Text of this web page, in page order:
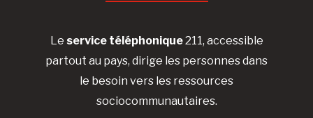
Le service téléphonique211, accessible
partout au pays, dirige les personnes dans
le besoin vers les ressources
sociocommunautaires.